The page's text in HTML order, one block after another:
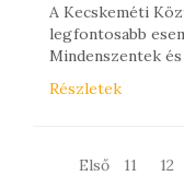
A Kecskeméti
legfontosabb
Mindenszentek
Részletek
Első 11 12